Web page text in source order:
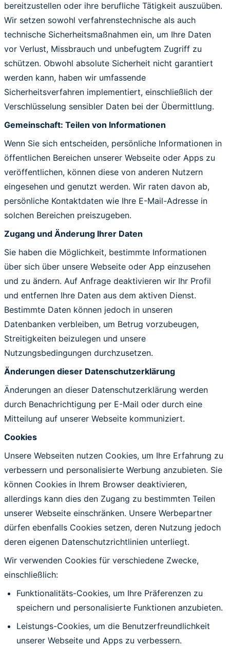
bereitzustellen oder ihre berufliche Tätigkeit auszuüben.
Wir setzen sowohl verfahrenstechnische als auch
technische Sicherheitsmaßnahmen ein, um Ihre Daten
vor Verlust, Missbrauch und unbefugtem Zugriff zu
schützen. Obwohl absolute Sicherheit nicht garantiert
werden kann, haben wir umfassende
Sicherheitsverfahren implementiert, einschließlich der
Verschlüsselung sensibler Daten bei der Übermittlung.
Gemeinschaft: Teilen von Informationen
Wenn Sie sich entscheiden, persönliche Informationen in
öffentlichen Bereichen unserer Webseite oder Apps zu
veröffentlichen, können diese von anderen Nutzern
eingesehen und genutzt werden. Wir raten davon ab,
persönliche Kontaktdaten wie Ihre E-Mail-Adresse in
solchen Bereichen preiszugeben.
Zugang und Änderung Ihrer Daten
Sie haben die Möglichkeit, bestimmte Informationen
über sich über unsere Webseite oder App einzusehen
und zu ändern. Auf Anfrage deaktivieren wir Ihr Profil
und entfernen Ihre Daten aus dem aktiven Dienst.
Bestimmte Daten können jedoch in unseren
Datenbanken verbleiben, um Betrug vorzubeugen,
Streitigkeiten beizulegen und unsere
Nutzungsbedingungen durchzusetzen.
Änderungen dieser Datenschutzerklärung
Änderungen an dieser Datenschutzerklärung werden
durch Benachrichtigung per E-Mail oder durch eine
Mitteilung auf unserer Webseite kommuniziert.
Cookies
Unsere Webseiten nutzen Cookies, um Ihre Erfahrung zu
verbessern und personalisierte Werbung anzubieten. Sie
können Cookies in Ihrem Browser deaktivieren,
allerdings kann dies den Zugang zu bestimmten Teilen
unserer Webseite einschränken. Unsere Werbepartner
dürfen ebenfalls Cookies setzen, deren Nutzung jedoch
deren eigenen Datenschutzrichtlinien unterliegt.
Wir verwenden Cookies für verschiedene Zwecke,
einschließlich:
Funktionalitäts-Cookies, um Ihre Präferenzen zu
speichern und personalisierte Funktionen anzubieten.
Leistungs-Cookies, um die Benutzerfreundlichkeit
unserer Webseite und Apps zu verbessern.